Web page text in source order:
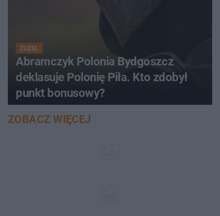
ŻUŻEL
Abramczyk Polonia Bydgoszcz
deklasuje Polonię Piła. Kto zdobył
punkt bonusowy?
ZOBACZ WIĘCEJ